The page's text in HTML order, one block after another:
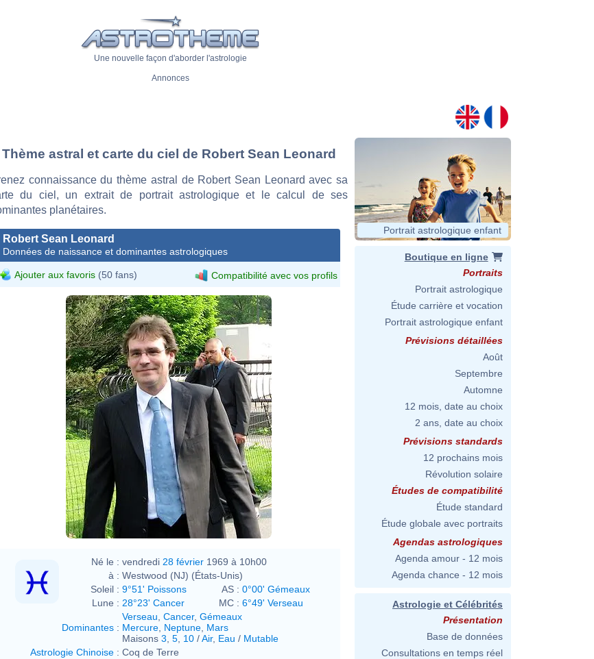
Une nouvelle façon d'aborder l'astrologie
Annonces
Thème astral et carte du ciel de Robert Sean Leonard
connaissance du thème astral de Robert Sean Leonard avec sa
du ciel, un extrait de portrait astrologique et le calcul de ses
planétaires.
Robert Sean Leonard
Données de naissance et dominantes astrologiques
Ajouter aux favoris (50 fans) Compatibilité avec vos profils
Né le : vendredi 28 février 1969 à 10h00
à : Westwood (NJ) (États-Unis)
Soleil : 9°51' Poissons AS : 0°00' Gémeaux
Lune : 28°23' Cancer MC : 6°49' Verseau
Dominantes :
Verseau Cancer, Gémeaux
Mercure Neptune Mars
Maisons 3 5 10 /Air, Eau / Mutable
Astrologie Chinoise : Coq de Terre
Portrait astrologique enfant
Boutique en ligne
Portraits
Portrait astrologique
Étude carrière et vocation
Portrait astrologique enfant
Prévisions détaillées
Août
Septembre
Automne
12 mois, date au choix
2 ans, date au choix
Prévisions standards
12 prochains mois
Révolution solaire
Études de compatibilité
Étude standard
Étude globale avec portraits
Agendas astrologiques
Agenda amour - 12 mois
Agenda chance - 12 mois
Astrologie et Célébrités
Présentation
Base de données
Consultations en temps réel